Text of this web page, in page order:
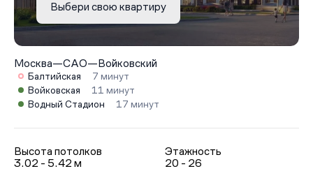
Выбери свою квартиру
Москва—САО—Войковский
Балтийская
7 минут
Войковская
11 минут
Водный Стадион
17 минут
Высота потолков
3.02 - 5.42 м
Этажность
20 - 26